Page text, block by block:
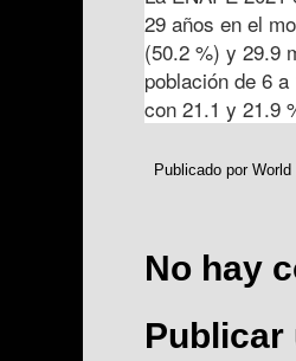
29 años en el
(50.2 %) y 29.9
población de 6
con 21.1 y 21.9
Publicado por World
No hay
Publicar